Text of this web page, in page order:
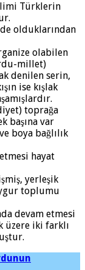
Türklerin
olduklarından
olabilen
millet)
denilen serin,
ise kışlak
toprağa
başına var
boya bağlılık
hayat
yerleşik
toplumu
devam etmesi
üzere iki farklı